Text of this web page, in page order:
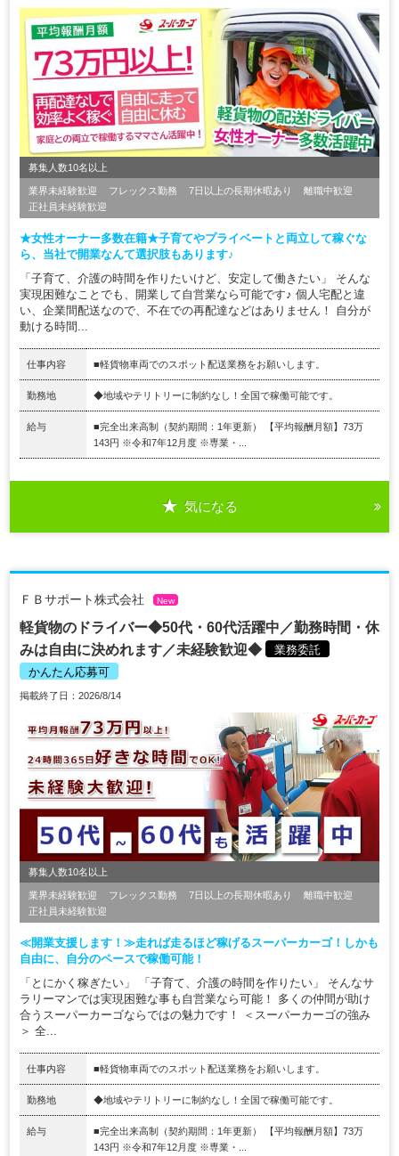
募集人数10名以上
業界未経験歓迎 フレックス勤務 7日以上の長期休暇あり
離職中歓迎
正社員未経験歓迎
★女性オーナー多数在籍★子育てやプライベートと両立して稼ぐな
ら、当社で開業なんて選択肢もあります♪
「子育て、介護の時間を作りたいけど、安定して働きたい」 そんな
実現困難なことでも、開業して自営業なら可能です♪ 個人宅配と違
い、企業間配送なので、不在での再配達などはありません！ 自分が
動ける時間...
仕事内容 ■軽貨物車両でのスポット配送業務をお願いします。
勤務地 ◆地域やテリトリーに制約なし！全国で稼働可能です。
給与
■完全出来高制（契約期間：1年更新） 【平均報酬月額】73万
143円 ※令和7年12月度 ※専業・...
気になる
ＦＢサポート株式会社 New
軽貨物のドライバー◆50代・60代活躍中／勤務時間・休
みは自由に決めれます／未経験歓迎◆
業務委託
かんたん応募可
掲載終了日：2026/8/14
募集人数10名以上
業界未経験歓迎 フレックス勤務 7日以上の長期休暇あり
離職中歓迎
正社員未経験歓迎
≪開業支援します！≫走れば走るほど稼げるスーパーカーゴ！しかも
自由に、自分のペースで稼働可能！
「とにかく稼ぎたい」 「子育て、介護の時間を作りたい」 そんなサ
ラリーマンでは実現困難な事も自営業なら可能！ 多くの仲間が助け
合うスーパーカーゴならではの魅力です！ ＜スーパーカーゴの強み
＞ 全...
仕事内容 ■軽貨物車両でのスポット配送業務をお願いします。
勤務地 ◆地域やテリトリーに制約なし！全国で稼働可能です。
給与
■完全出来高制（契約期間：1年更新） 【平均報酬月額】73万
143円 ※令和7年12月度 ※専業・...